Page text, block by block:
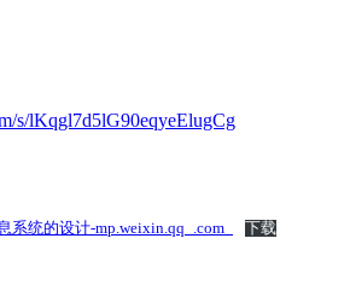
s/lKqgl7d5lG90eqyeElugCg
系统的设计-mp.weixin.qq_.com_ 下载